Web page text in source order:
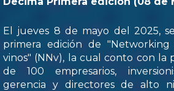
El jueves 8 de mayo del 2025,
primera edición de "Networking
vinos" (NNv), la cual conto con la
de 100 empresarios,
gerencia y directores de alto